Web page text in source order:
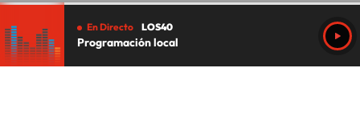
En Directo LOS40
Programación local